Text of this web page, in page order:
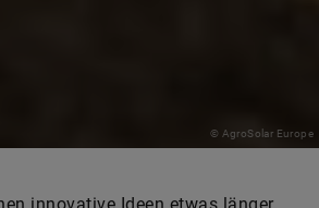
innovative Ideen etwas länger.
die deutschen